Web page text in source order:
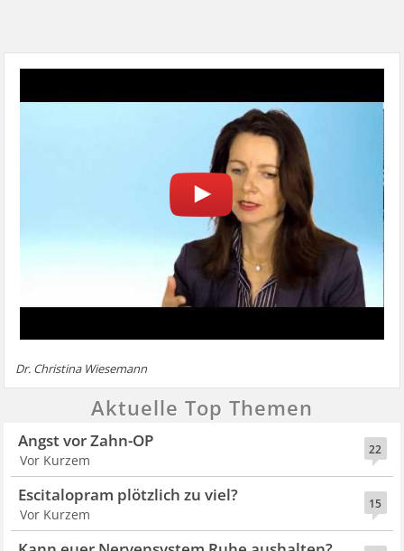
Dr. Christina Wiesemann
Aktuelle Top Themen
22
Angst vor Zahn-OP
Vor Kurzem
15
Escitalopram plötzlich zu viel?
Vor Kurzem